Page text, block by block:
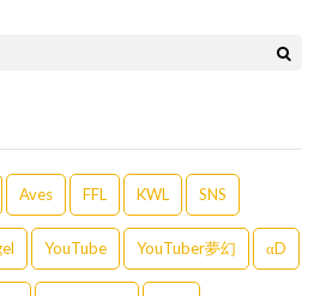
Aves FFL KWL SNS
YouTube YouTuber夢幻 αD